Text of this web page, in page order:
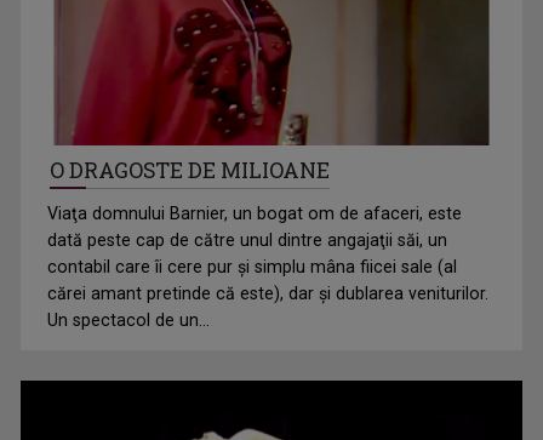
O DRAGOSTE DE MILIOANE
Viaţa domnului Barnier, un bogat om de afaceri, este
dată peste cap de către unul dintre angajaţii săi, un
contabil care îi cere pur şi simplu mâna fiicei sale (al
cărei amant pretinde că este), dar şi dublarea veniturilor.
Un spectacol de un...